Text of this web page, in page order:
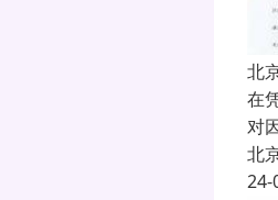
北
在
对
北
24-